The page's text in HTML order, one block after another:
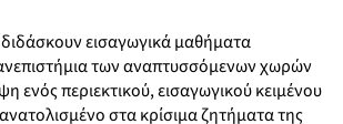
εισαγωγικά μαθήματα
των αναπτυσσόμενων χωρών
ενός περιεκτικού, εισαγωγικού κειμένου
στα κρίσιμα ζητήματα της